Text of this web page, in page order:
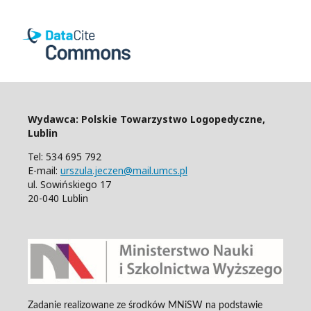
Wydawca: Polskie Towarzystwo Logopedyczne,
Lublin
Tel: 534 695 792
E-mail: urszula.jeczen@mail.umcs.pl
ul. Sowińskiego 17
20-040 Lublin
Zadanie realizowane ze środków MNiSW na podstawie